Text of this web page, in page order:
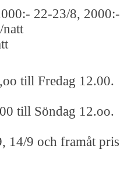
22-23/8, 2000:-
till Fredag 12.00.
till Söndag 12.oo.
14/9 och framåt pris